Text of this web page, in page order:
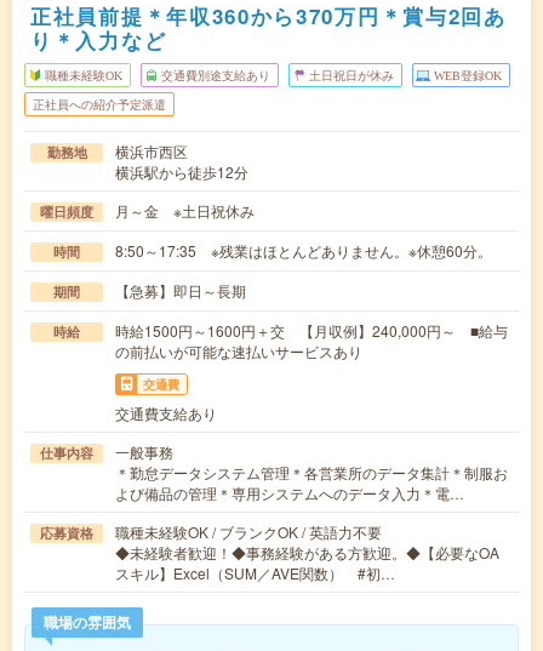
正社員前提＊年収360から370万円＊賞与2回あ
り＊入力など
職種未経験OK 交通費別途支給あり 土日祝日が休み WEB登録OK
正社員への紹介予定派遣
勤務地
横浜市西区
横浜駅から徒歩12分
曜日頻度 月～金 ※土日祝休み
時間 8:50～17:35 ※残業はほとんどありません。※休憩60分。
期間 【急募】即日～長期
時給
時給1500円～1600円＋交 【月収例】240,000円～ ■給与
の前払いが可能な速払いサービスあり
交通費
交通費支給あり
仕事内容
一般事務
＊勤怠データシステム管理＊各営業所のデータ集計＊制服お
よび備品の管理＊専用システムへのデータ入力＊電…
応募資格
職種未経験OK / ブランクOK / 英語力不要
◆未経験者歓迎！◆事務経験がある方歓迎。◆【必要なOA
スキル】Excel（SUM／AVE関数） #初…
職場の雰囲気